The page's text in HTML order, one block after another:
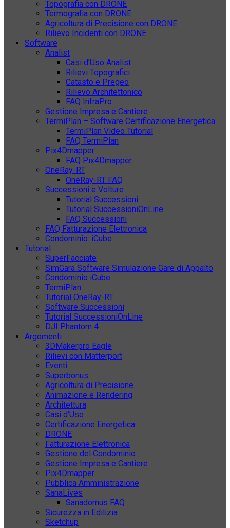
Topografia con DRONE
Termografia con DRONE
Agricoltura di Precisione con DRONE
Rilievo Incidenti con DRONE
Software
Analist
Casi d’Uso Analist
Rilievi Topografici
Catasto e Pregeo
Rilievo Architettonico
FAQ InfraPro
Gestione Impresa e Cantiere
TermiPlan – Software Certificazione Energetica
TermiPlan Video Tutorial
FAQ TermiPlan
Pix4Dmapper
FAQ Pix4Dmapper
OneRay-RT
OneRay-RT FAQ
Successioni e Volture
Tutorial Successioni
Tutorial SuccessioniOnLine
FAQ Successioni
FAQ Fatturazione Elettronica
Condominio: iCube
Tutorial
SuperFacciate
SimGara Software Simulazione Gare di Appalto
Condominio iCube
TermiPlan
Tutorial OneRay-RT
Software Successioni
Tutorial SuccessioniOnLine
DJI Phantom 4
Argomenti
3DMakerpro Eagle
Rilievi con Matterport
Eventi
Superbonus
Agricoltura di Precisione
Animazione e Rendering
Architettura
Casi d’Uso
Certificazione Energetica
DRONE
Fatturazione Elettronica
Gestione del Condominio
Gestione Impresa e Cantiere
Pix4Dmapper
Pubblica Amministrazione
SanaLives
Sanadomus FAQ
Sicurezza in Edilizia
Sketchup